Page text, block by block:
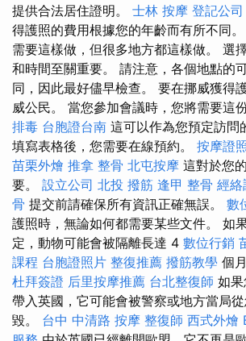
提供合法居住證明。 士林 按摩 登記公司
得護照的費用根據您的年齡而有所不同
需要這樣做，但很多地方都這樣做。 選
和時間至關重要。 請注意，各個地點的
同，因此最好儘早檢查。 要在挪威獲得
威公民。 當您參加會議時，您將需要這
排毒 台胞證台南 這可以作為您預定訪問
填寫表格後，您需要在線預約。 按摩證
苗栗外燴 推拿 整骨 北屯按摩 這對於您
要。 設立公司 北投 撥筋 逢甲 整骨 經絡
骨 提交前請確保所有資訊正確無誤。 數
護照時，無論如何都需要某些文件。 如
定，動物可能會被隔離長達 4 數位行銷
課程 台胞證照片 整復推薦 撥筋教學 個
杜拜簽證 后里按摩推薦 台北整復師 如
帶入英國，它可能會被警察或地方當局
毀。 台中 中清路 按摩 整復師 西式外燴